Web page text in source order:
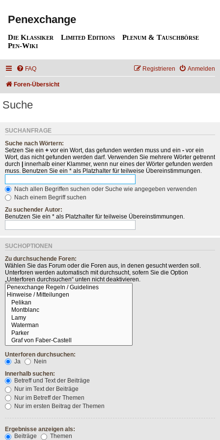
Penexchange
Die Klassiker Limited Editions
Plenum & Tauschbörse
Pen-Wiki
FAQ Anmelden
Registrieren
Foren-Übersicht
Suche
SUCHANFRAGE
Suche nach Wörtern:
Setzen Sie ein + vor ein Wort, das gefunden werden muss und ein - vor ein
Wort, das nicht gefunden werden darf. Verwenden Sie mehrere Wörter getrennt
durch | innerhalb einer Klammer, wenn nur eines der Wörter gefunden werden
muss. Benutzen Sie ein * als Platzhalter für teilweise Übereinstimmungen.
Nach allen Begriffen suchen oder Suche wie angegeben verwenden
Nach einem Begriff suchen
Zu suchender Autor:
Benutzen Sie ein * als Platzhalter für teilweise Übereinstimmungen.
SUCHOPTIONEN
Zu durchsuchende Foren:
Wählen Sie das Forum oder die Foren aus, in denen gesucht werden soll.
Unterforen werden automatisch mit durchsucht, sofern Sie die Option
„Unterforen durchsuchen“ unten nicht deaktivieren.
Unterforen durchsuchen:
Ja
Nein
Innerhalb suchen:
Betreff und Text der Beiträge
Nur im Text der Beiträge
Nur im Betreff der Themen
Nur im ersten Beitrag der Themen
Ergebnisse anzeigen als:
Beiträge
Themen